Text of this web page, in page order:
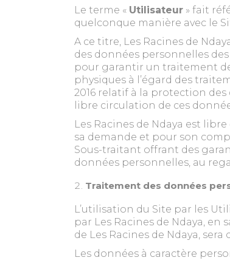
Le terme « Utilisateur » fait
quelconque manière avec le
A ce titre, Les Racines de
des données personnelles
pour garantir un traitement
physiques à l’égard des
2016 relatif à la protection
libre circulation de ces
Les Racines de Ndaya est
sa demande et pour son
Sous-traitant offrant des
données personnelles, au
Traitement des données
L’utilisation du Site par les
par Les Racines de Ndaya,
de Les Racines de Ndaya,
Les données à caractère